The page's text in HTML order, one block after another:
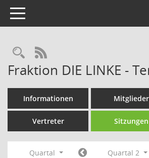
Toggle navigation
Rechercheauswahl
RSS-Feed
Fraktion DIE LINKE -
Informationen Mitglieder
Vertreter Sitzungen
Quartal Quartal 2